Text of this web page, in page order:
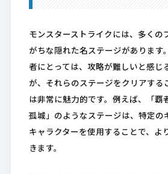
モンスターストライクには、多くの
がちな隠れた名ステージがあります
者にとっては、攻略が難しいと感じ
が、それらのステージをクリアする
は非常に魅力的です。例えば、「覇
孤城」のようなステージは、特定の
キャラクターを使用することで、よ
きます。